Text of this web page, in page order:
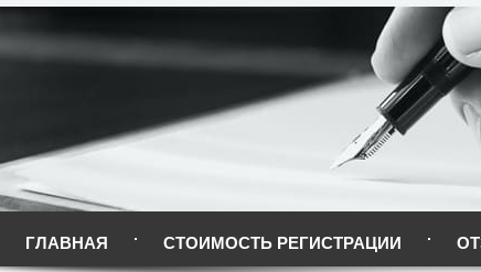
ГЛАВНАЯ СТОИМОСТЬ РЕГИСТРАЦИИ